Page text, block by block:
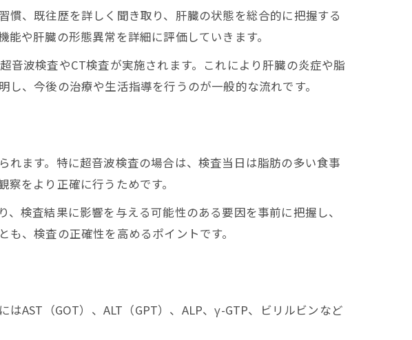
、既往歴を詳しく聞き取り、肝臓の状態を総合的に把握する
や肝臓の形態異常を詳細に評価していきます。
波検査やCT検査が実施されます。これにより肝臓の炎症や脂
、今後の治療や生活指導を行うのが一般的な流れです。
ます。特に超音波検査の場合は、検査当日は脂肪の多い食事
をより正確に行うためです。
検査結果に影響を与える可能性のある要因を事前に把握し、
、検査の正確性を高めるポイントです。
AST（GOT）、ALT（GPT）、ALP、γ-GTP、ビリルビンなど